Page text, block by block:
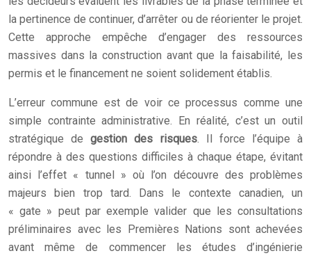
la pertinence de continuer, d’arrêter ou de réorienter le projet.
Cette approche empêche d’engager des ressources
massives dans la construction avant que la faisabilité, les
permis et le financement ne soient solidement établis.
L’erreur commune est de voir ce processus comme une
simple contrainte administrative. En réalité, c’est un outil
stratégique degestion des risques. Il force l’équipe à
répondre à des questions difficiles à chaque étape, évitant
ainsi l’effet « tunnel » où l’on découvre des problèmes
majeurs bien trop tard. Dans le contexte canadien, un
« gate » peut par exemple valider que les consultations
préliminaires avec les Premières Nations sont achevées
avant même de commencer les études d’ingénierie